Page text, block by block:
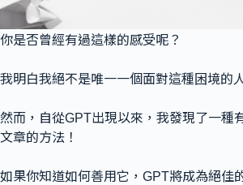
你是否曾經有過這樣的感受呢？
我明白我絕不是唯一一個面對這種困境的
然而，自從GPT出現以來，我發現了一種
文章的方法！
如果你知道如何善用它，GPT將成為絕佳